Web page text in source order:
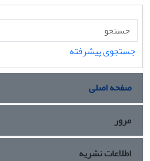
جستجوی پیشرفته
صفحه اصلی
مرور
اطلاعات نشریه